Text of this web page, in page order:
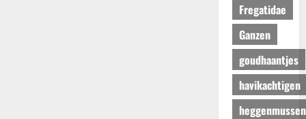
Fregatidae
Ganzen
goudhaantjes
havikachtigen
heggenmussen